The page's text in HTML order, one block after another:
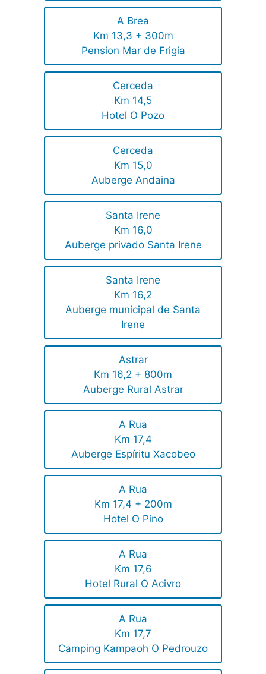
A Brea
Km 13,3 + 300m
Pension Mar de Frigia
Cerceda
Km 14,5
Hotel O Pozo
Cerceda
Km 15,0
Auberge Andaina
Santa Irene
Km 16,0
Auberge privado Santa Irene
Santa Irene
Km 16,2
Auberge municipal de Santa
Irene
Astrar
Km 16,2 + 800m
Auberge Rural Astrar
A Rua
Km 17,4
Auberge Espíritu Xacobeo
A Rua
Km 17,4 + 200m
Hotel O Pino
A Rua
Km 17,6
Hotel Rural O Acivro
A Rua
Km 17,7
Camping Kampaoh O Pedrouzo